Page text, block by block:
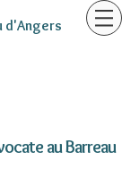
d'Angers
au Barreau